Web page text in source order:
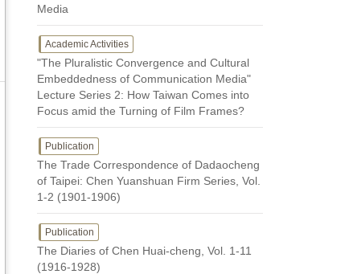
Media
Academic Activities
"The Pluralistic Convergence and Cultural
Embeddedness of Communication Media"
Lecture Series 2: How Taiwan Comes into
Focus amid the Turning of Film Frames?
Publication
The Trade Correspondence of Dadaocheng
of Taipei: Chen Yuanshuan Firm Series, Vol.
1-2 (1901-1906)
Publication
The Diaries of Chen Huai-cheng, Vol. 1-11
(1916-1928)